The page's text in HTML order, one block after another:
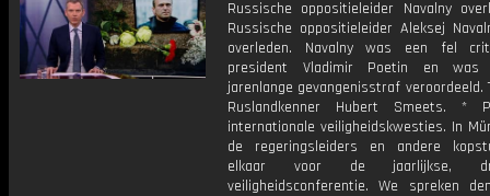
Russische oppositieleider Navalny
Russische oppositieleider Aleksej
overleden. Navalny was een fel
president Vladimir Poetin en
jarenlange gevangenisstraf veroordeeld.
Ruslandkenner Hubert Smeets. *
internationale veiligheidskwesties. In
de regeringsleiders en andere
elkaar voor de jaarlijkse,
veiligheidsconferentie. We spreken